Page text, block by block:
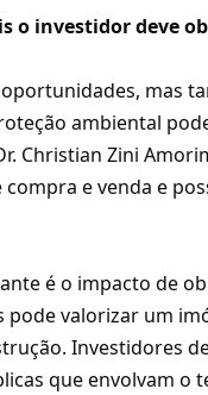
o investidor deve
mas
ambiental
Christian Zini
e venda e
é o impacto de
valorizar um
Investidores
que envolvam o